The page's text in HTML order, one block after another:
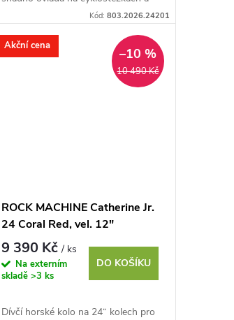
baví i na lesních cestách díky
Kód: 803.2026.24201
Akční cena
10 490 Kč
–10 %
ROCK MACHINE Catherine Jr.
24 Coral Red, vel. 12"
9 390 Kč/ ks
Na externím
skladě >3 ks
DO KOŠÍKU
Dívčí horské kolo na 24“ kolech pro